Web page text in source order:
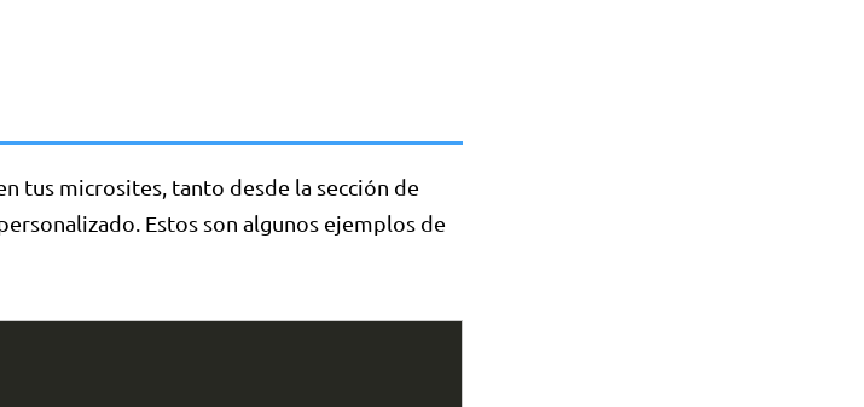
tus microsites, tanto desde la sección de
Estos son algunos ejemplos de